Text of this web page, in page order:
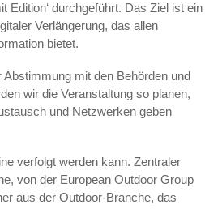
Edition‘ durchgeführt. Das Ziel ist ein
Verlängerung, das allen
bietet.
mit den Behörden und
wir die Veranstaltung so planen,
und Netzwerken geben
verfolgt werden kann. Zentraler
von der European Outdoor Group
aus der Outdoor-Branche, das